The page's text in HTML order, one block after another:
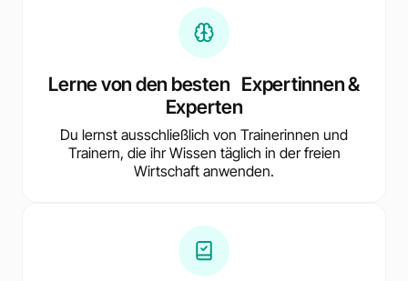
Lerne von den besten Expertinnen &
Experten
Du lernst ausschließlich von Trainerinnen und
Trainern, die ihr Wissen täglich in der freien
Wirtschaft anwenden.